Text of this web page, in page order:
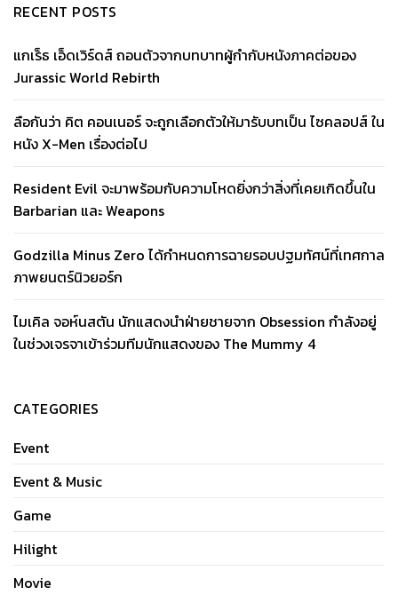
RECENT POSTS
แกเร็ธ เอ็ดเวิร์ดส์ ถอนตัวจากบทบาทผู้กำกับหนังภาคต่อของ
Jurassic World Rebirth
ลือกันว่า คิต คอนเนอร์ จะถูกเลือกตัวให้มารับบทเป็น ไซคลอปส์ ใน
หนัง X-Men เรื่องต่อไป
Resident Evil จะมาพร้อมกับความโหดยิ่งกว่าสิ่งที่เคยเกิดขึ้นใน
Barbarian และ Weapons
Godzilla Minus Zero ได้กำหนดการฉายรอบปฐมทัศน์ที่เทศกาล
ภาพยนตร์นิวยอร์ก
ไมเคิล จอห์นสตัน นักแสดงนำฝ่ายชายจาก Obsession กำลังอยู่
ในช่วงเจรจาเข้าร่วมทีมนักแสดงของ The Mummy 4
CATEGORIES
Event
Event & Music
Game
Hilight
Movie